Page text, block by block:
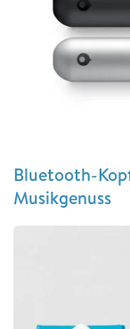
Bluetooth-
Musikgenuss